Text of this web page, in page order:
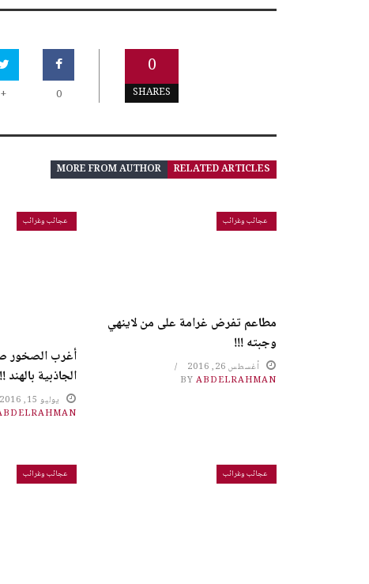
0
SHARES
0
+
RELATED ARTICLES
MORE FROM AUTHOR
عجائب وغرائب
مطاعم تفرض غرامة على من لاينهي
وجبته !!!
أغسطس 26, 2016
BY ABDELRAHMAN
عجائب وغرائب
أغرب الصخور
الجاذبية بالهند
يوليو 15, 2016
عجائب وغرائب عجائب وغرائب